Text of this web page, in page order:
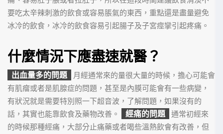
要吃太辛辣刺激的飲食或容易脹氣的東西，重點還是盡量避免
冰冷的飲食，冰冷的飲食容易引起腸子及子宮痙攣引起疼痛。
什麼情況下應盡速就醫？
出血量多的問題
月經通常來的量很大量的時候，擔心可能會
有肌瘤或者是肌腺症的問題，甚至是內膜可能會有一些病變，
有狀況就是需要特別照一下超音波，了解問題，如果沒有的
話，其實也能靠飲食及藥物改善。
經痛的問題 通常初經來
的時候那種經痛，大部分止痛藥或者喝些溫熱飲會有改善，但